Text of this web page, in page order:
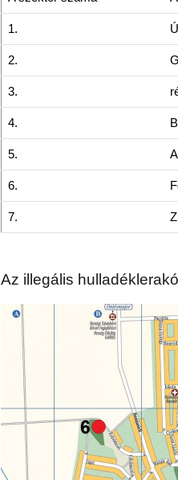
1.
2.
3.
4.
5.
6.
7.
Az illegális